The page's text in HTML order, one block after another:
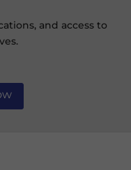
and access to